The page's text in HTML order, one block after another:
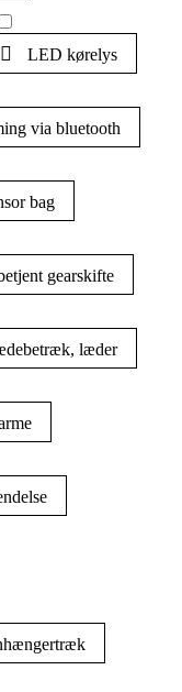
LED kørelys
via bluetooth
bag
gearskifte
læder